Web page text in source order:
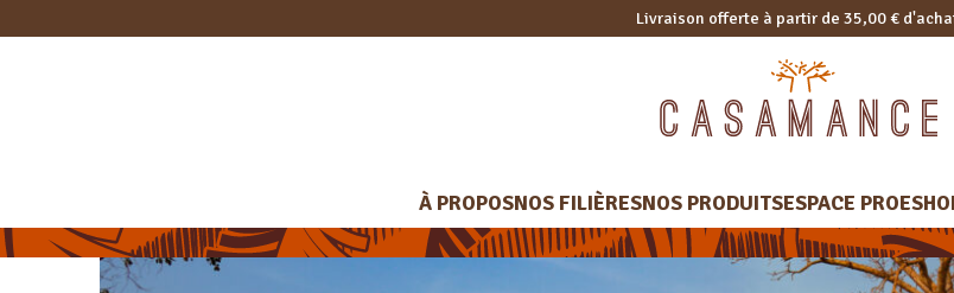
Livraison offerte à partir de 35,00 €
À PROPOSNOS FILIÈRESNOS PRODUITSESPACE PRO